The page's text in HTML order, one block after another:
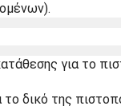
για το
το δικό της